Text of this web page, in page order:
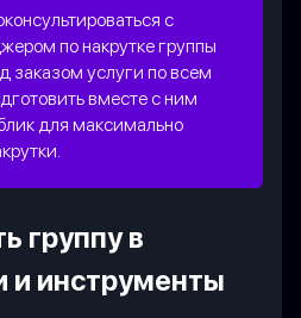
с
по накрутке группы
заказом услуги по всем
вместе с ним
для максимально
группу в
и инструменты